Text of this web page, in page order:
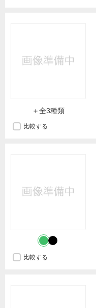
＋全3種類
比較する
比較する